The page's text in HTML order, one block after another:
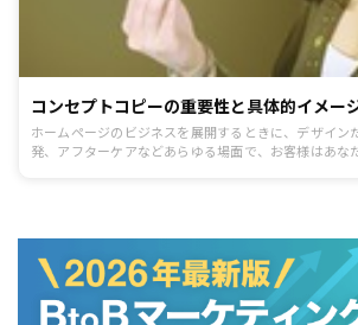
コンセプトコピーの重要性と具体的イメー
ホームページのビジネスを展開するときに、デザイン
発、アフターケアなどあらゆる場面で、お客様はあな